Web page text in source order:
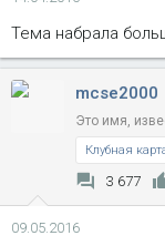
Тема набрала
mcse2000
Это имя,
Клубная
3 677
09.05.2016